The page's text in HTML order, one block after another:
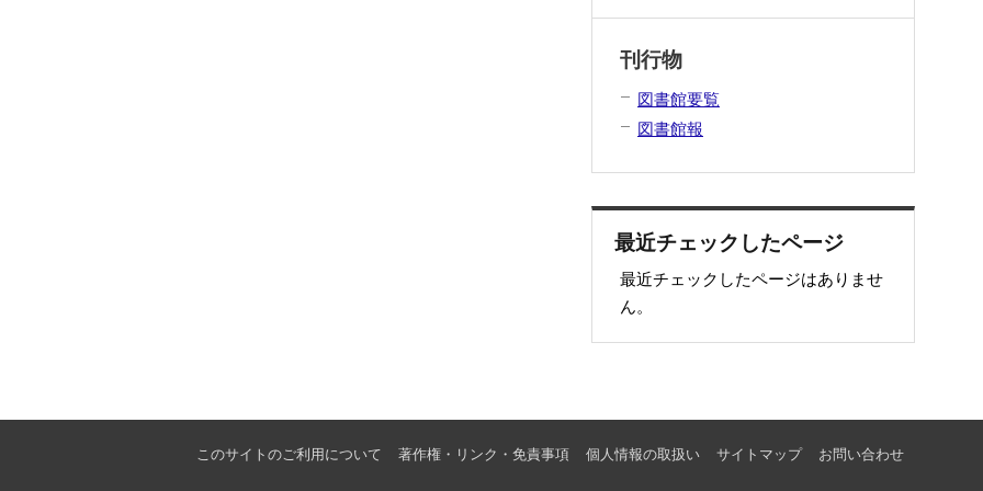
刊行物
図書館要覧
図書館報
最近チェックしたページ
最近チェックしたページはありませ
ん。
このサイトのご利用について 著作権・リンク・免責事項 個人情報の取扱い サイトマップ お問い合わせ